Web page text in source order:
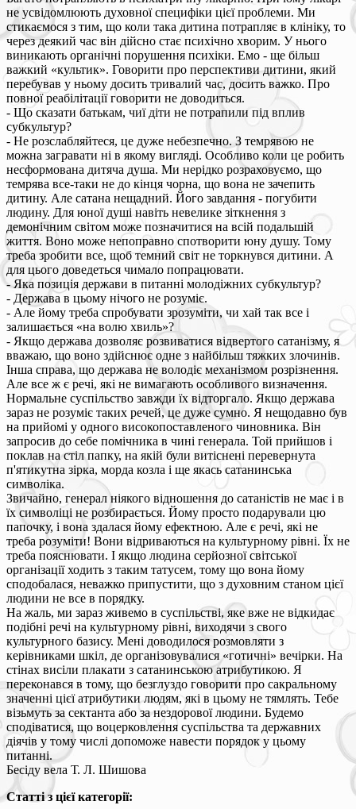
не усвідомлюють духовної специфіки цієї проблеми. Ми
стикаємося з тим, що коли така дитина потрапляє в клініку, то
через деякий час він дійсно стає психічно хворим. У нього
виникають органічні порушення психіки. Емо - ще більш
важкий «культик». Говорити про перспективи дитини, який
перебував у ньому досить тривалий час, досить важко. Про
повної реабілітації говорити не доводиться.
- Що сказати батькам, чиї діти не потрапили під вплив
субкультур?
- Не розслабляйтеся, це дуже небезпечно. З темрявою не
можна загравати ні в якому вигляді. Особливо коли це робить
несформована дитяча душа. Ми нерідко розраховуємо, що
темрява все-таки не до кінця чорна, що вона не зачепить
дитину. Але сатана нещадний. Його завдання - погубити
людину. Для юної душі навіть невелике зіткнення з
демонічним світом може позначитися на всій подальшій
життя. Воно може непоправно спотворити юну душу. Тому
треба зробити все, щоб темний світ не торкнувся дитини. А
для цього доведеться чимало попрацювати.
- Яка позиція держави в питанні молодіжних субкультур?
- Держава в цьому нічого не розуміє.
- Але йому треба спробувати зрозуміти, чи хай так все і
залишається «на волю хвиль»?
- Якщо держава дозволяє розвиватися відвертого сатанізму, я
вважаю, що воно здійснює одне з найбільш тяжких злочинів.
Інша справа, що держава не володіє механізмом розрізнення.
Але все ж є речі, які не вимагають особливого визначення.
Нормальне суспільство завжди їх відторгало. Якщо держава
зараз не розуміє таких речей, це дуже сумно. Я нещодавно був
на прийомі у одного високопоставленого чиновника. Він
запросив до себе помічника в чині генерала. Той прийшов і
поклав на стіл папку, на якій були витіснені перевернута
п'ятикутна зірка, морда козла і ще якась сатанинська
символіка.
Звичайно, генерал ніякого відношення до сатаністів не має і в
їх символіці не розбирається. Йому просто подарували цю
папочку, і вона здалася йому ефектною. Але є речі, які не
треба розуміти! Вони відриваються на культурному рівні. Їх не
треба пояснювати. І якщо людина серйозної світської
організації ходить з таким татусем, тому що вона йому
сподобалася, неважко припустити, що з духовним станом цієї
людини не все в порядку.
На жаль, ми зараз живемо в суспільстві, яке вже не відкидає
подібні речі на культурному рівні, виходячи з свого
культурного базису. Мені доводилося розмовляти з
керівниками шкіл, де організовувалися «готичні» вечірки. На
стінах висіли плакати з сатанинською атрибутикою. Я
переконався в тому, що безглуздо говорити про сакральному
значенні цієї атрибутики людям, які в цьому не тямлять. Тебе
візьмуть за сектанта або за нездорової людини. Будемо
сподіватися, що воцерковлення суспільства та державних
діячів у тому числі допоможе навести порядок у цьому
питанні.
Бесіду вела Т. Л. Шишова
Статті з цієї категорії: